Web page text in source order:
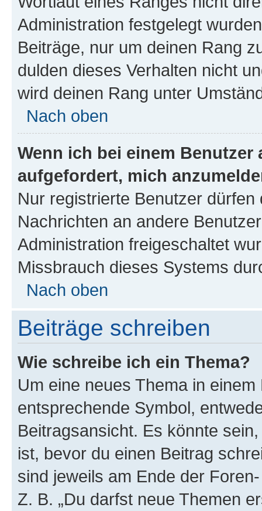
Administration festgelegt
Beiträge, nur um deinen Rang
dulden dieses Verhalten nicht
wird deinen Rang unter
Nach oben
Wenn ich bei einem
aufgefordert, mich
Nur registrierte Benutzer
Nachrichten an andere
Administration freigeschaltet
Missbrauch dieses Systems
Nach oben
Beiträge schreiben
Wie schreibe ich ein Thema?
Um eine neues Thema in
entsprechende Symbol,
Beitragsansicht. Es könnte
ist, bevor du einen Beitrag
sind jeweils am Ende der
Z. B. „Du darfst neue Themen